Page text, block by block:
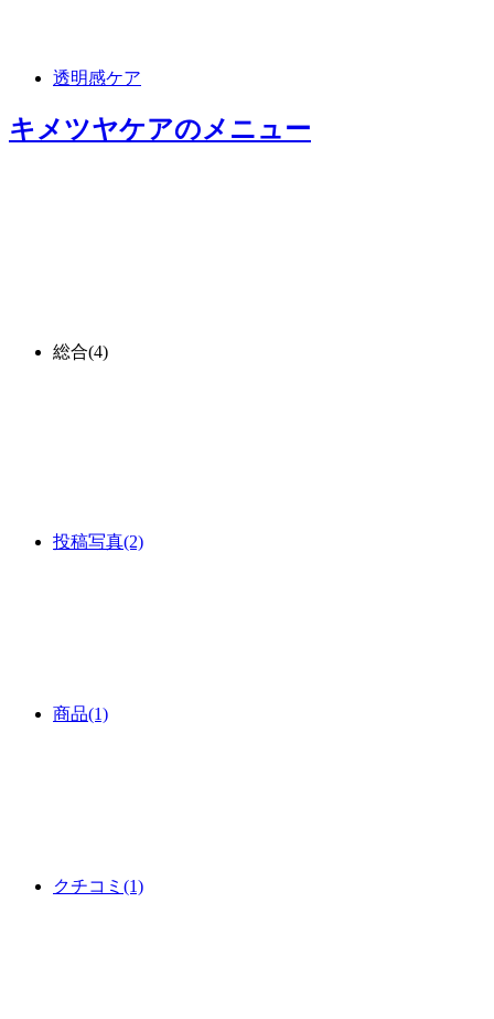
透明感ケア
キメツヤケアのメニュー
総合(4)
投稿写真(2)
商品(1)
クチコミ (1)